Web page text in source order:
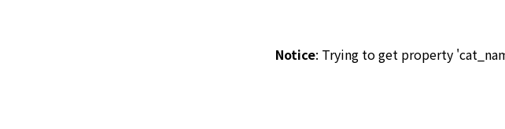
Notice: Trying to get property